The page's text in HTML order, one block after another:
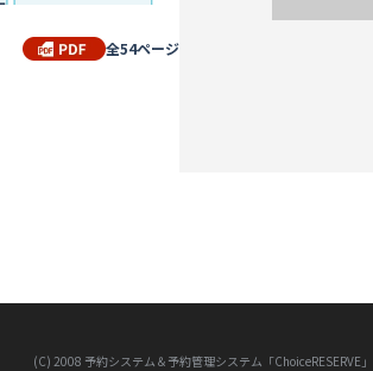
全54ページ
(C) 2008 予約システム＆予約管理システム「ChoiceRESERVE」